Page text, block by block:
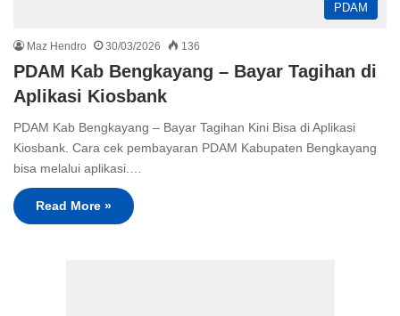
PDAM
Maz Hendro 30/03/2026 136
PDAM Kab Bengkayang – Bayar Tagihan di
Aplikasi Kiosbank
PDAM Kab Bengkayang – Bayar Tagihan Kini Bisa di Aplikasi
Kiosbank. Cara cek pembayaran PDAM Kabupaten Bengkayang
bisa melalui aplikasi.…
Read More »